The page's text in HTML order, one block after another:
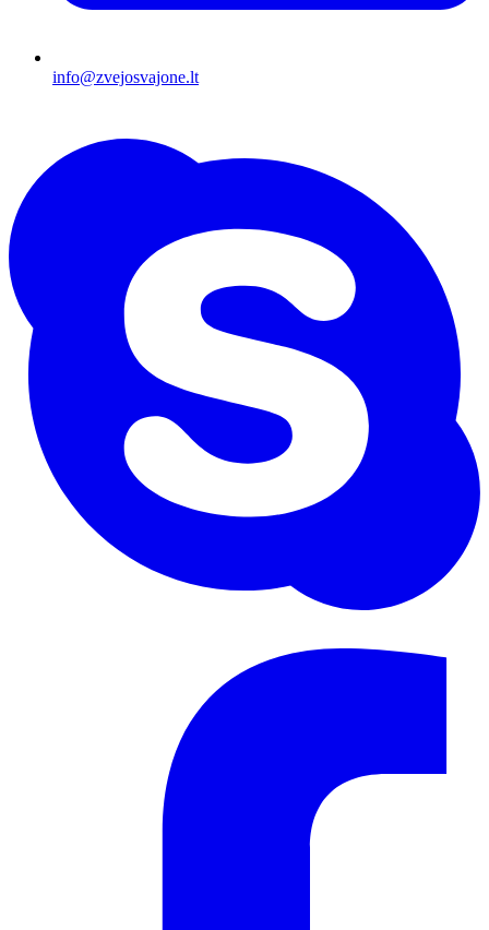
info@zvejosvajone.lt